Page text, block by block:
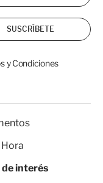
SUSCRÍBETE
y Condiciones
de interés